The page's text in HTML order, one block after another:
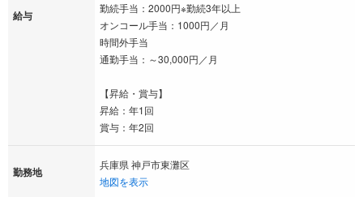
給与
勤続手当：2000円※勤続3年以上
オンコール手当：1000円／月
時間外手当
通勤手当：～30,000円／月
【昇給・賞与】
昇給：年1回
賞与：年2回
勤務地
兵庫県 神戸市東灘区
地図を表示